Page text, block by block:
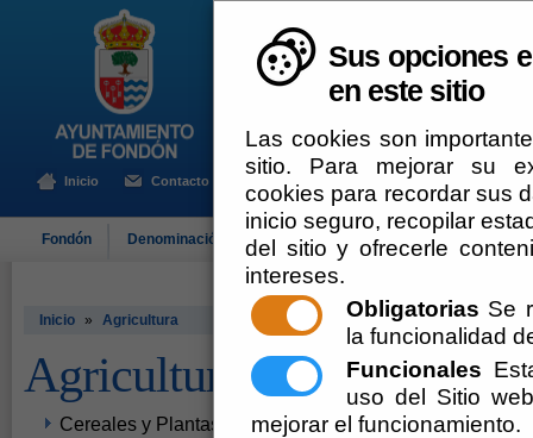
Sus opciones
en este sitio
Las cookies son
sitio. Para mejorar su
cookies para recordar sus
inicio seguro, recopilar
del sitio y ofrecerle
intereses.
Obligatorias Se
la funcionalidad
Funcionales
uso del Sitio
mejorar el funcionamiento.
Inicio Contacto
Fondón Denominación de Origen El Ayuntamiento Turismo
Inicio » Agricultura
Agricultura
Cereales y Plantas al Por Mayor